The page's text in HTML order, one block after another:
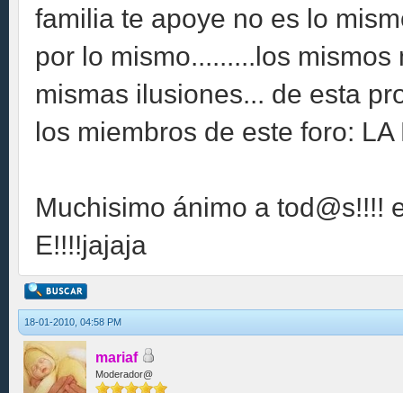
familia te apoye no es lo
por lo mismo.........los
mismas ilusiones... de esta
los miembros de este foro:
Muchisimo ánimo a tod@s!!!!
E!!!!jajaja
18-01-2010, 04:58 PM
mariaf
Moderador@